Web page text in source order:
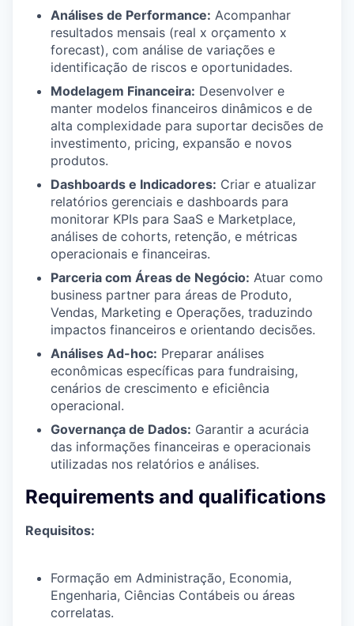
Análises de Performance: Acompanhar
resultados mensais (real x orçamento x
forecast), com análise de variações e
identificação de riscos e oportunidades.
Modelagem Financeira: Desenvolver e
manter modelos financeiros dinâmicos e de
alta complexidade para suportar decisões de
investimento, pricing, expansão e novos
produtos.
Dashboards e Indicadores: Criar e atualizar
relatórios gerenciais e dashboards para
monitorar KPIs para SaaS e Marketplace,
análises de cohorts, retenção, e métricas
operacionais e financeiras.
Parceria com Áreas de Negócio: Atuar como
business partner para áreas de Produto,
Vendas, Marketing e Operações, traduzindo
impactos financeiros e orientando decisões.
Análises Ad-hoc: Preparar análises
econômicas específicas para fundraising,
cenários de crescimento e eficiência
operacional.
Governança de Dados: Garantir a acurácia
das informações financeiras e operacionais
utilizadas nos relatórios e análises.
Requirements and qualifications
Requisitos:
Formação em Administração, Economia,
Engenharia, Ciências Contábeis ou áreas
correlatas.